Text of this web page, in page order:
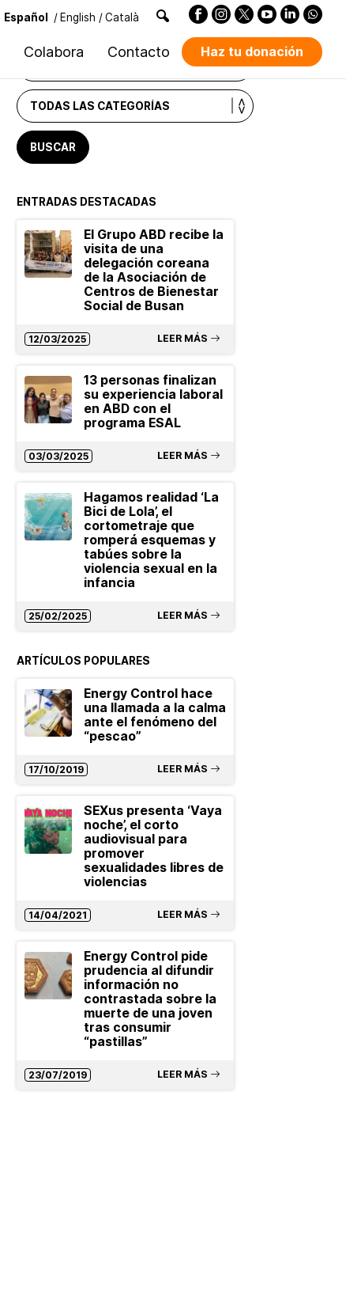
Español / English / Català
Colabora Contacto Haz tu donación
ENTRADAS DESTACADAS
El Grupo ABD recibe la
visita de una
delegación coreana
de la Asociación de
Centros de Bienestar
Social de Busan
12/03/2025 LEER MÁS
13 personas finalizan
su experiencia laboral
en ABD con el
programa ESAL
03/03/2025 LEER MÁS
Hagamos realidad ‘La
Bici de Lola’, el
cortometraje que
romperá esquemas y
tabúes sobre la
violencia sexual en la
infancia
25/02/2025 LEER MÁS
ARTÍCULOS POPULARES
Energy Control hace
una llamada a la calma
ante el fenómeno del
“pescao”
17/10/2019 LEER MÁS
SEXus presenta ‘Vaya
noche’, el corto
audiovisual para
promover
sexualidades libres de
violencias
14/04/2021 LEER MÁS
Energy Control pide
prudencia al difundir
información no
contrastada sobre la
muerte de una joven
tras consumir
“pastillas”
23/07/2019 LEER MÁS